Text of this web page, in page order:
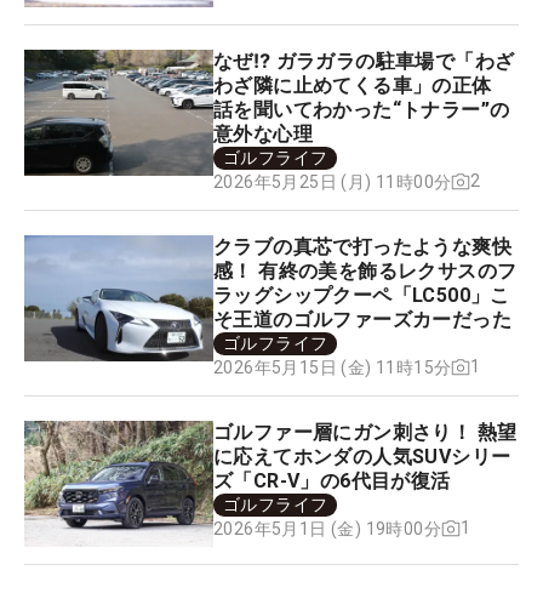
なぜ⁉ ガラガラの駐車場で「わざ
わざ隣に止めてくる車」の正体
話を聞いてわかった“トナラー”の
意外な心理
ゴルフライフ
2026年5月25日 (月) 11時00分
2
クラブの真芯で打ったような爽快
感！ 有終の美を飾るレクサスのフ
ラッグシップクーペ「LC500」こ
そ王道のゴルファーズカーだった
ゴルフライフ
2026年5月15日 (金) 11時15分
1
ゴルファー層にガン刺さり！ 熱望
に応えてホンダの人気SUVシリー
ズ「CR-V」の6代目が復活
ゴルフライフ
2026年5月1日 (金) 19時00分
1